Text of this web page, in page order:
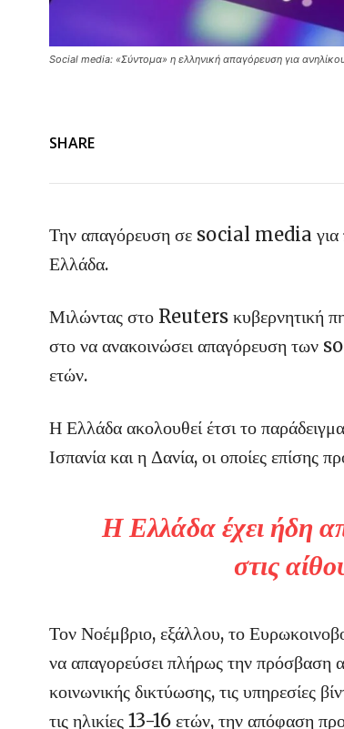
Social media: «Σύντομα» η ελληνική απαγόρευση για
SHARE
Την απαγόρευση σε social media για
Ελλάδα.
Μιλώντας στο Reuters κυβερνητική
στο να ανακοινώσει απαγόρευση των
ετών.
Η Ελλάδα ακολουθεί έτσι το
Ισπανία και η Δανία, οι οποίες επίσης
Η Ελλάδα έχει ήδη
στις
Τον Νοέμβριο, εξάλλου, το
να απαγορεύσει πλήρως την πρόσβαση
κοινωνικής δικτύωσης, τις υπηρεσίες
τις ηλικίες 13-16 ετών, την απόφαση